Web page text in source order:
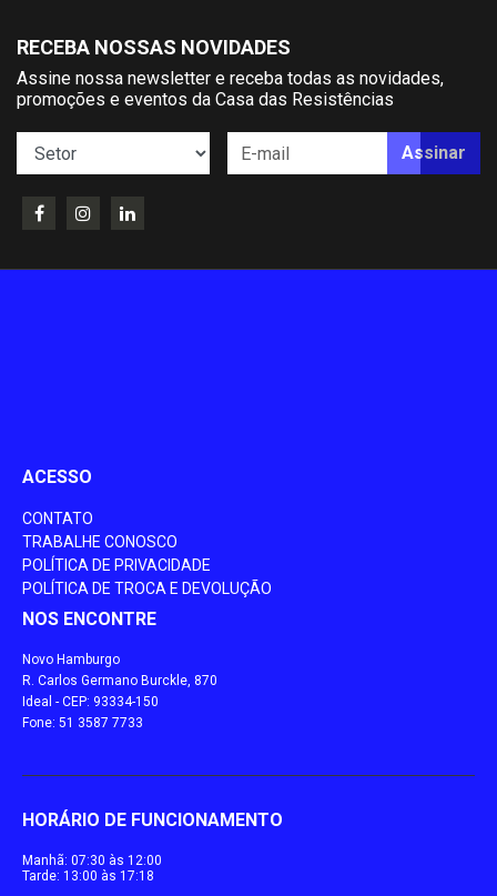
RECEBA NOSSAS NOVIDADES
Assine nossa newsletter e receba todas as novidades,
promoções e eventos da Casa das Resistências
Assinar
ACESSO
CONTATO
TRABALHE CONOSCO
POLÍTICA DE PRIVACIDADE
POLÍTICA DE TROCA E DEVOLUÇÃO
NOS ENCONTRE
Novo Hamburgo
R. Carlos Germano Burckle, 870
Ideal - CEP: 93334-150
Fone: 51 3587 7733
HORÁRIO DE FUNCIONAMENTO
Manhã: 07:30 às 12:00
Tarde: 13:00 às 17:18